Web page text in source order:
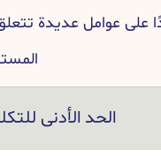
على عوامل عديدة
الحد الأدنى